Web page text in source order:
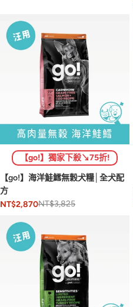
【go!】獨家下殺↘75折!
【go!】海洋鮭鱈無穀犬糧│全犬配
方
NT$2,870NT$3,825